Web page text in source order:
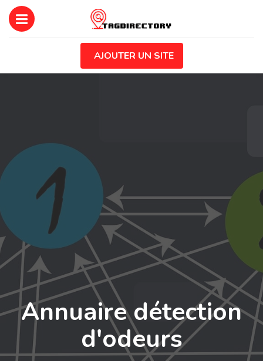
AJOUTER UN SITE
Annuaire détection
d'odeurs